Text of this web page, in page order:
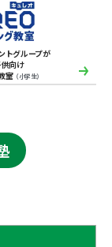
トグループが
向け
室（小学生）